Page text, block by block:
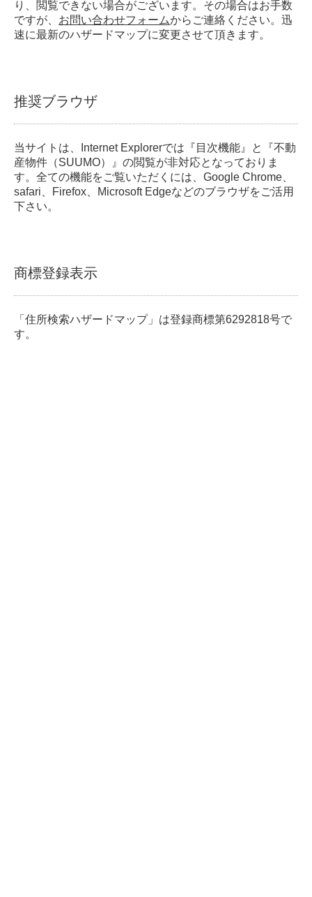
り、閲覧できない場合がございます。その場合はお手数
ですが、 お問い合わせフォームからご連絡ください。迅
速に最新のハザードマップに変更させて頂きます。
推奨ブラウザ
当サイトは、Internet Explorerでは『目次機能』と『不動
産物件（SUUMO）』の閲覧が非対応となっておりま
す。全ての機能をご覧いただくには、Google Chrome、
safari、Firefox、Microsoft Edgeなどのブラウザをご活用
下さい。
商標登録表示
「住所検索ハザードマップ」は登録商標第6292818号で
す。